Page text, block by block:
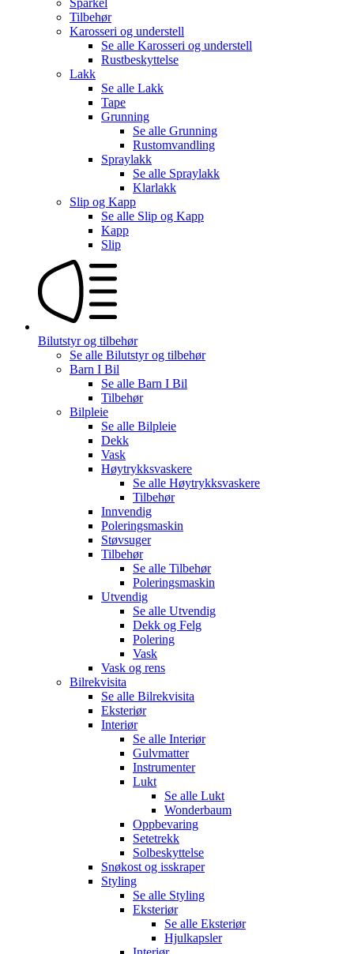
Tilbehør
Karosseri og understell
Se alle Karosseri og understell
Rustbeskyttelse
Lakk
Se alle Lakk
Tape
Grunning
Se alle Grunning
Rustomvandling
Spraylakk
Se alle Spraylakk
Klarlakk
Slip og Kapp
Se alle Slip og Kapp
Kapp
Slip
Bilutstyr og tilbehør
Se alle Bilutstyr og tilbehør
Barn I Bil
Se alle Barn I Bil
Tilbehør
Bilpleie
Se alle Bilpleie
Dekk
Vask
Høytrykksvaskere
Se alle Høytrykksvaskere
Tilbehør
Innvendig
Poleringsmaskin
Støvsuger
Tilbehør
Se alle Tilbehør
Poleringsmaskin
Utvendig
Se alle Utvendig
Dekk og Felg
Polering
Vask
Vask og rens
Bilrekvisita
Se alle Bilrekvisita
Eksteriør
Interiør
Se alle Interiør
Gulvmatter
Instrumenter
Lukt
Se alle Lukt
Wonderbaum
Oppbevaring
Setetrekk
Solbeskyttelse
Snøkost og isskraper
Styling
Se alle Styling
Eksteriør
Se alle Eksteriør
Hjulkapsler